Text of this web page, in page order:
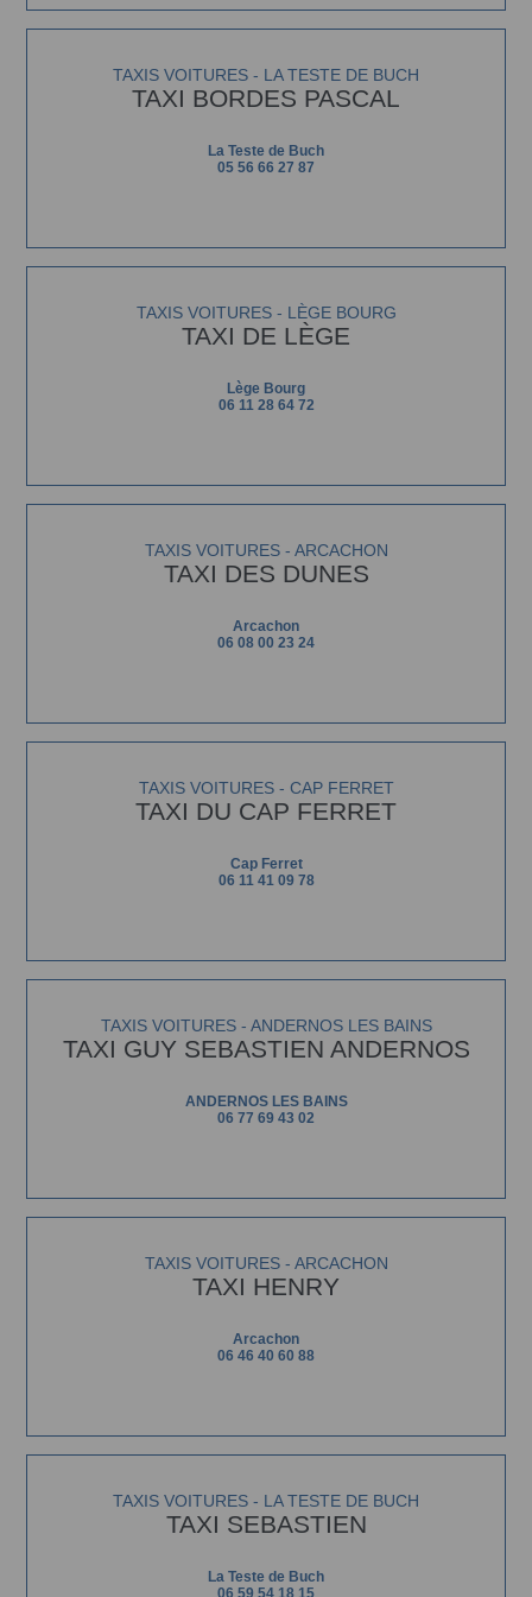
TAXIS VOITURES - LA TESTE DE BUCH
TAXI BORDES PASCAL
La Teste de Buch
05 56 66 27 87
TAXIS VOITURES - LÈGE BOURG
TAXI DE LÈGE
Lège Bourg
06 11 28 64 72
TAXIS VOITURES - ARCACHON
TAXI DES DUNES
Arcachon
06 08 00 23 24
TAXIS VOITURES - CAP FERRET
TAXI DU CAP FERRET
Cap Ferret
06 11 41 09 78
TAXIS VOITURES - ANDERNOS LES BAINS
TAXI GUY SEBASTIEN ANDERNOS
ANDERNOS LES BAINS
06 77 69 43 02
TAXIS VOITURES - ARCACHON
TAXI HENRY
Arcachon
06 46 40 60 88
TAXIS VOITURES - LA TESTE DE BUCH
TAXI SEBASTIEN
La Teste de Buch
06 59 54 18 15